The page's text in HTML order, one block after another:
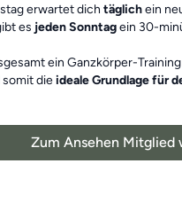
erwartet dichtäglichein
es jeden Sonntagein 30-
ein Ganzkörper-
somit dieideale Grundlage für
du einfach am nächsten
Übungseinheitenimmer in
Zum Ansehen Mitglied